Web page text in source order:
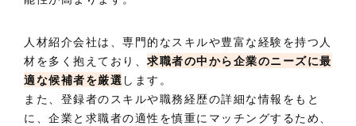
人材紹介会社は、専門的なスキルや豊富な経験を持つ人
材を多く抱えており、求職者の中から企業のニーズに最
適な候補者を厳選 します。
また、登録者のスキルや職務経歴の詳細な情報をもと
に、企業と求職者の適性を慎重にマッチングするため、